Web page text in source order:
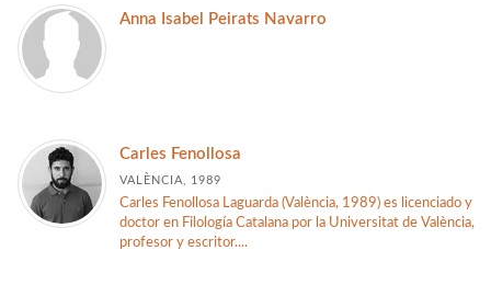
Anna Isabel Peirats Navarro
Carles Fenollosa
VALÈNCIA, 1989
Carles Fenollosa Laguarda (València, 1989) es licenciado y
doctor en Filología Catalana por la Universitat de València,
profesor y escritor....